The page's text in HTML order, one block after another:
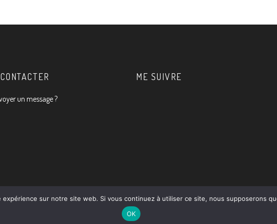
un message ?
ME SUIVRE
sur notre site web. Si vous continuez à utiliser ce site, nous supposerons
OK